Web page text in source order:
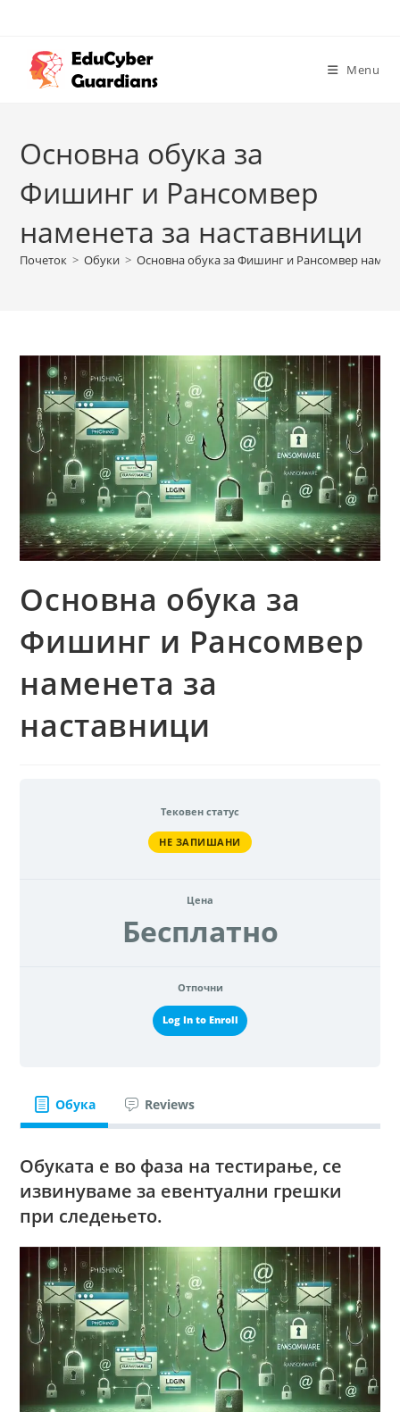
Menu
Основна обука за
Фишинг и Рансомвер
наменета за наставници
Почеток > Обуки > Основна обука за Фишинг и Рансомвер
Основна обука за
Фишинг и Рансомвер
наменета за
наставници
Тековен статус
НЕ ЗАПИШАНИ
Цена
Бесплатно
Отпочни
Log In to Enroll
Обука Reviews
Обуката е во фаза на тестирање, се
извинуваме за евентуални грешки
при следењето.